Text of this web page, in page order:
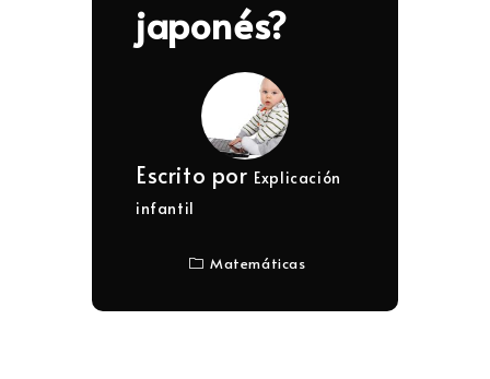
japonés?
Escrito por Explicación
infantil
Matemáticas